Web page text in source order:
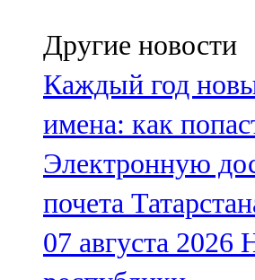
Другие новости
Каждый год
имена: как
Электронную
почета
07 августа 2026